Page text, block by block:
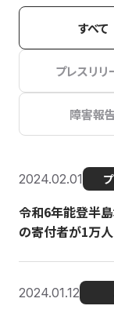
すべて
プレスリリ
障害報
2024.02.01
令和6年能登半
の寄付者が1万人
2024.01.12